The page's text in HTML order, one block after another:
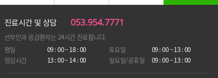
진료시간 및 상담 053.954.7771
산부인과 응급환자는 24시간 진료합니다.
평일
09 : 00 ~ 18 : 00 토요일
09 : 00 ~ 13 : 00
점심시간
13 : 00 ~ 14 : 00 일요일/공휴일 09 : 00 ~ 13 : 00